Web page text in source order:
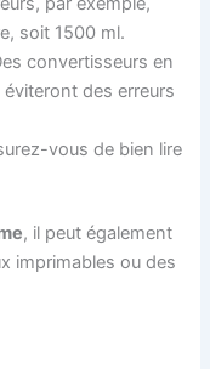
soit 1500 ml.
convertisseurs en
des erreurs
vous de bien lire
, il peut également
imprimables ou des